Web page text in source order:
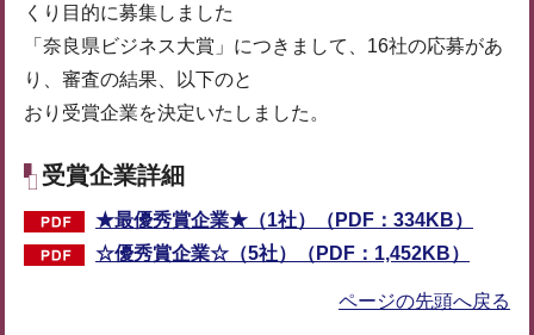
くり目的に募集しました
「奈良県ビジネス大賞」につきまして、16社の応募があ
り、審査の結果、以下のと
おり受賞企業を決定いたしました。
受賞企業詳細
★最優秀賞企業★（1社）（PDF：334KB）
☆優秀賞企業☆（5社）（PDF：1,452KB）
ページの先頭へ戻る